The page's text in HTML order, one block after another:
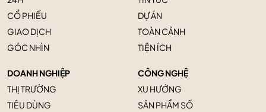
CỔ PHIẾU
GIAO DỊCH
GÓC NHÌN
DỰ ÁN
TOÀN CẢNH
TIỆN ÍCH
DOANH NGHIỆP
THỊ TRƯỜNG
TIÊU DÙNG
CÔNG NGHỆ
XU HƯỚNG
SẢN PHẨM SỐ